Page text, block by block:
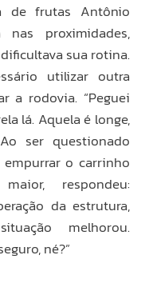
de frutas Antônio
proximidades,
sua rotina.
utilizar outra
a rodovia. “Peguei
lá. Aquela é longe,
ser questionado
o carrinho
respondeu:
da estrutura,
melhorou.
né?”